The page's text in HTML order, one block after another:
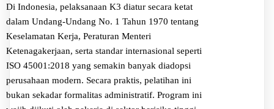
Di Indonesia, pelaksanaan K3 diatur secara ketat
dalam Undang-Undang No. 1 Tahun 1970 tentang
Keselamatan Kerja, Peraturan Menteri
Ketenagakerjaan, serta standar internasional seperti
ISO 45001:2018 yang semakin banyak diadopsi
perusahaan modern. Secara praktis, pelatihan ini
bukan sekadar formalitas administratif. Program ini